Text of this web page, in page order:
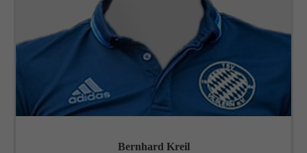
Bernhard Kreil